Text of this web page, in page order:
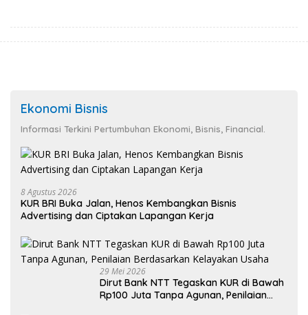
Ekonomi Bisnis
Informasi Terkini Pertumbuhan Ekonomi, Bisnis, Financial.
8 Agustus 2026
KUR BRI Buka Jalan, Henos Kembangkan Bisnis
Advertising dan Ciptakan Lapangan Kerja
29 Mei 2026
Dirut Bank NTT Tegaskan KUR di Bawah
Rp100 Juta Tanpa Agunan, Penilaian